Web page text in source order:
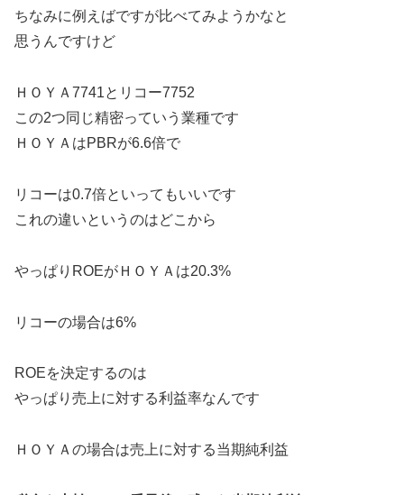
ちなみに例えばですが比べてみようかなと
思うんですけど
ＨＯＹＡ7741とリコー7752
この2つ同じ精密っていう業種です
ＨＯＹＡはPBRが6.6倍で
リコーは0.7倍といってもいいです
これの違いというのはどこから
やっぱりROEがＨＯＹＡは20.3%
リコーの場合は6%
ROEを決定するのは
やっぱり売上に対する利益率なんです
ＨＯＹＡの場合は売上に対する当期純利益